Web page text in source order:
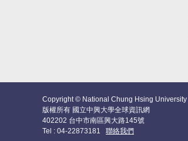
Copyright © National Chung Hsing University
版權所有 國立中興大學全球資訊網
402202 台中市南區興大路145號
Tel : 04-22873181 聯絡我們